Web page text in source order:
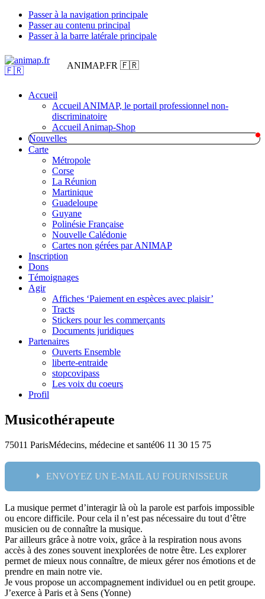
Passer à la navigation principale
Passer au contenu principal
Passer à la barre latérale principale
ANIMAP.FR 🇫🇷
Accueil
Accueil ANIMAP, le portail professionnel non-
discriminatoire
Accueil Animap-Shop
Nouvelles
Carte
Métropole
Corse
La Réunion
Martinique
Guadeloupe
Guyane
Polinésie Française
Nouvelle Calédonie
Cartes non gérées par ANIMAP
Inscription
Dons
Témoignages
Agir
Affiches ‘Paiement en espèces avec plaisir’
Tracts
Stickers pour les commerçants
Documents juridiques
Partenaires
Ouverts Ensemble
liberte-entraide
stopcovipass
Les voix du coeurs
Profil
Musicothérapeute
75011 ParisMédecins, médecine et santé06 11 30 15 75
ENVOYEZ UN E-MAIL AU FOURNISSEUR
Nom:
email:
Message:
La musique permet d’interagir là où la parole est parfois impossible
ou encore difficile. Pour cela il n’est pas nécessaire du tout d’être
musicien ou de connaître la musique.
Par ailleurs grâce à notre voix, grâce à la respiration nous avons
accès à des zones souvent inexplorées de notre être. Les explorer
permet de mieux nous connaître, de mieux gérer nos émotions et de
prendre en main notre vie.
Je vous propose un accompagnement individuel ou en petit groupe.
J’exerce à Paris et à Sens (Yonne)